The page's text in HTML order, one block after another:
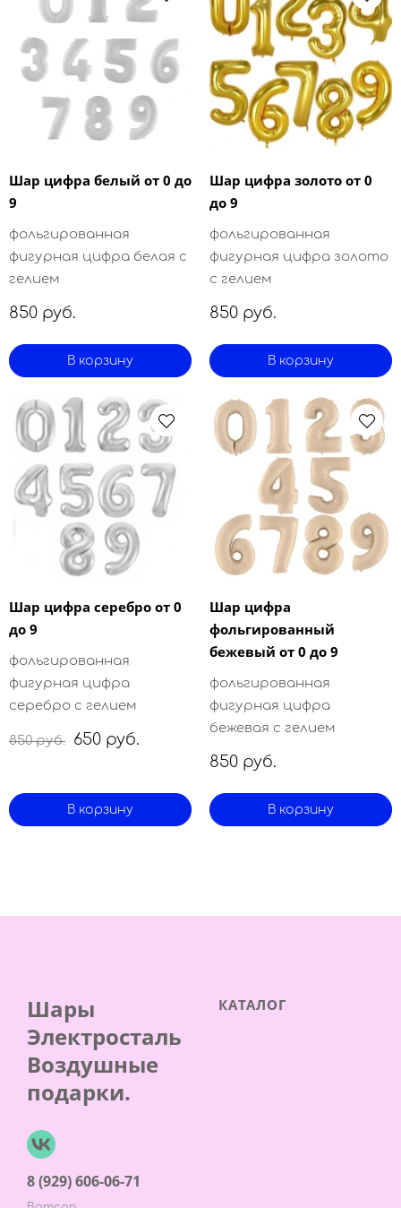
Шар цифра белый от 0 до
9
фольгированная
фигурная цифра белая с
гелием
850 руб.
В корзину
Шар цифра золото от 0
до 9
фольгированная
фигурная цифра золото
с гелием
850 руб.
В корзину
Шар цифра серебро от 0
до 9
фольгированная
фигурная цифра
серебро с гелием
850 руб. 650 руб.
В корзину
Шар цифра
фольгированный
бежевый от 0 до 9
фольгированная
фигурная цифра
бежевая с гелием
850 руб.
В корзину
Шары
Электросталь
Воздушные
подарки.
8 (929) 606-06-71
КАТАЛОГ